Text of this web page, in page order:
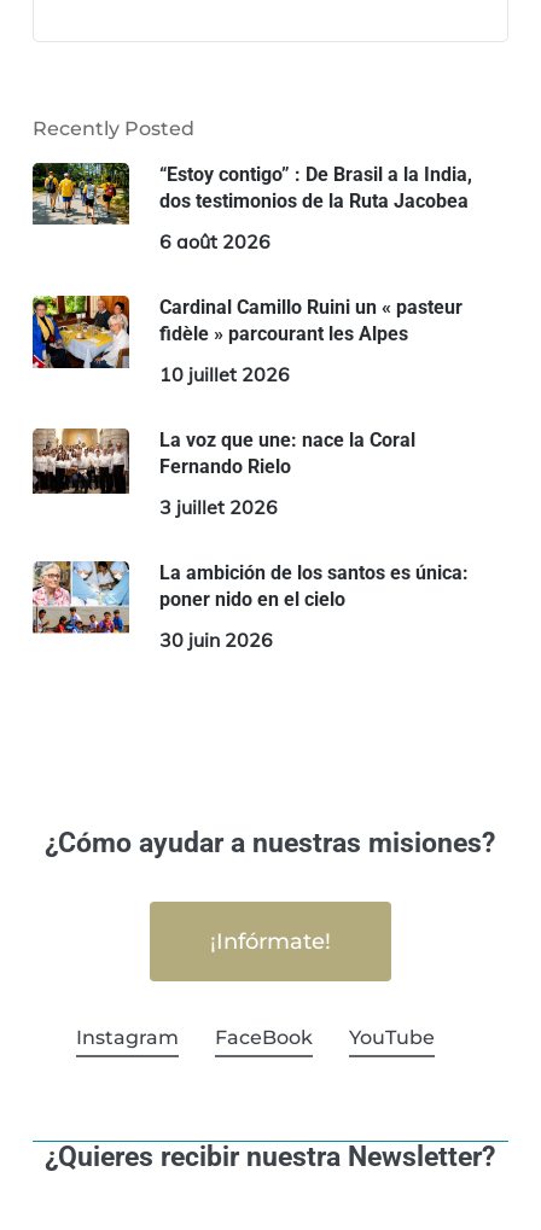
Recently Posted
“Estoy contigo” : De Brasil a la India,
dos testimonios de la Ruta Jacobea
6 août 2026
Cardinal Camillo Ruini un « pasteur
fidèle » parcourant les Alpes
10 juillet 2026
La voz que une: nace la Coral
Fernando Rielo
3 juillet 2026
La ambición de los santos es única:
poner nido en el cielo
30 juin 2026
¿Cómo ayudar a nuestras misiones?
¡Infórmate!
Instagram FaceBook YouTube
¿Quieres recibir nuestra Newsletter?